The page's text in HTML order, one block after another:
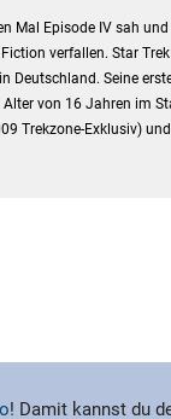
Mal Episode IV sah
verfallen. Star
Deutschland. Seine
von 16 Jahren im
Trekzone-Exklusiv)
! Damit kannst du